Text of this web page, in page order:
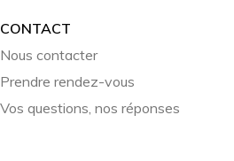
CONTACT
Nous contacter
Prendre rendez-vous
Vos questions, nos réponses